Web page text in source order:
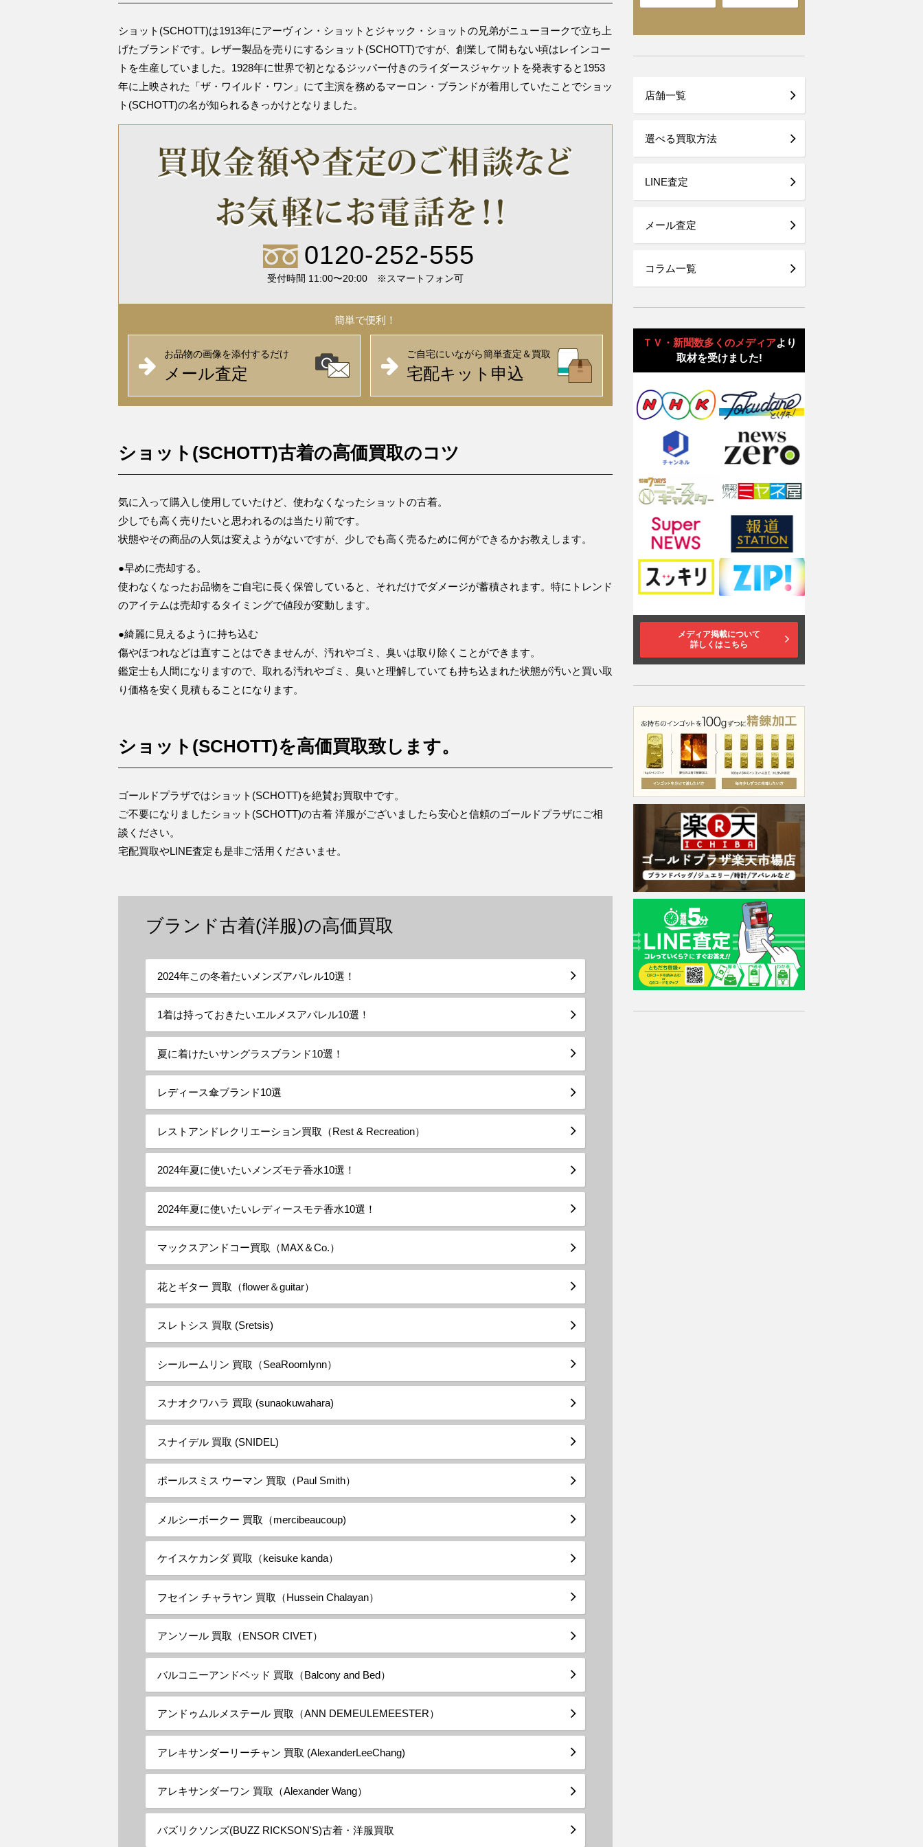
ショット(SCHOTT)は1913年にアーヴィン・ショットとジャック・ショットの兄弟がニューヨークで立ち上
げたブランドです。レザー製品を売りにするショット(SCHOTT)ですが、創業して間もない頃はレインコー
トを生産していました。1928年に世界で初となるジッパー付きのライダースジャケットを発表すると1953
年に上映された「ザ・ワイルド・ワン」にて主演を務めるマーロン・ブランドが着用していたことでショッ
ト(SCHOTT)の名が知られるきっかけとなりました。
0120-252-555
受付時間 11:00〜20:00 スマートフォン可
簡単で便利！
お品物の画像を添付するだけ
メール査定
ご自宅にいながら簡単査定＆買取
宅配キット申込
ショット(SCHOTT)古着の高価買取のコツ
気に入って購入し使用していたけど、使わなくなったショットの古着。
少しでも高く売りたいと思われるのは当たり前です。
状態やその商品の人気は変えようがないですが、少しでも高く売るために何ができるかお教えします。
●早めに売却する。
使わなくなったお品物をご自宅に長く保管していると、それだけでダメージが蓄積されます。特にトレンド
のアイテムは売却するタイミングで値段が変動します。
●綺麗に見えるように持ち込む
傷やほつれなどは直すことはできませんが、汚れやゴミ、臭いは取り除くことができます。
鑑定士も人間になりますので、取れる汚れやゴミ、臭いと理解していても持ち込まれた状態が汚いと買い取
り価格を安く見積もることになります。
ショット(SCHOTT)を高価買取致します。
ゴールドプラザではショット(SCHOTT)を絶賛お買取中です。
ご不要になりましたショット(SCHOTT)の古着 洋服がございましたら安心と信頼のゴールドプラザにご相
談ください。
宅配買取やLINE査定も是非ご活用くださいませ。
ブランド古着(洋服)の高価買取
2024年この冬着たいメンズアパレル10選！
1着は持っておきたいエルメスアパレル10選！
夏に着けたいサングラスブランド10選！
レディース傘ブランド10選
レストアンドレクリエーション買取（Rest & Recreation）
2024年夏に使いたいメンズモテ香水10選！
2024年夏に使いたいレディースモテ香水10選！
マックスアンドコー買取（MAX＆Co.）
花とギター 買取（flower＆guitar）
スレトシス 買取 (Sretsis)
シールームリン 買取（SeaRoomlynn）
スナオクワハラ 買取 (sunaokuwahara)
スナイデル 買取 (SNIDEL)
ポールスミス ウーマン 買取（Paul Smith）
メルシーボークー 買取（mercibeaucoup)
ケイスケカンダ 買取（keisuke kanda）
フセイン チャラヤン 買取（Hussein Chalayan）
アンソール 買取（ENSOR CIVET）
バルコニーアンドベッド 買取（Balcony and Bed）
アンドゥムルメステール 買取（ANN DEMEULEMEESTER）
アレキサンダーリーチャン 買取 (AlexanderLeeChang)
アレキサンダーワン 買取（Alexander Wang）
バズリクソンズ(BUZZ RICKSON'S)古着・洋服買取
店舗一覧
選べる買取方法
LINE査定
メール査定
コラム一覧
ＴＶ・新聞数多くのメディアより
取材を受けました!
メディア掲載について
詳しくはこちら